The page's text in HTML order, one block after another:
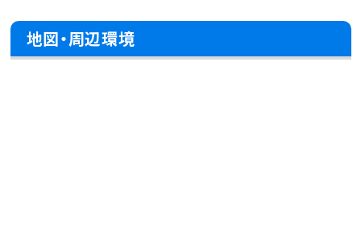
地図・周辺環境